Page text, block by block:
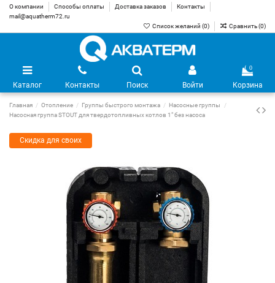
О компании Способы оплаты Доставка заказов
Контакты
mail@aquatherm72.ru
Список желаний (0) Сравнить (0)
Каталог Контакты Поиск Войти
0
Корзина
Главная Отопление Группы быстрого монтажа
Насосные группы
Насосная группа STOUT для твердотопливных котлов 1" без насоса
Скидка для своих